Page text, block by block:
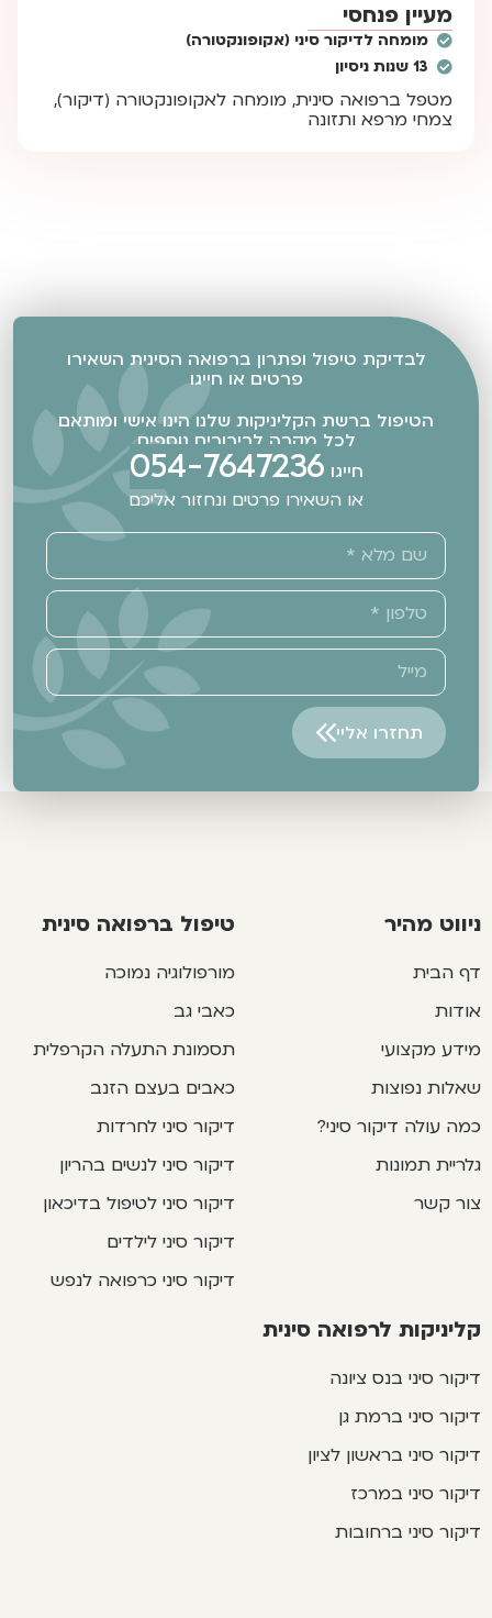
מעיין פנחסי
מומחה לדיקור סיני (אקופונקטורה)
13 שנות ניסיון
מטפל ברפואה סינית, מומחה לאקופונקטורה (דיקור),
צמחי מרפא ותזונה
לבדיקת טיפול ופתרון ברפואה הסינית השאירו
פרטים או חייגו
הטיפול ברשת הקליניקות שלנו הינו אישי ומותאם
לכל מקרה לבירורים נוספים
חייגו 054-7647236
או השאירו פרטים ונחזור אליכם
תחזרו אליי
ניווט מהיר
דף הבית
אודות
מידע מקצועי
שאלות נפוצות
כמה עולה דיקור סיני?
גלריית תמונות
צור קשר
טיפול ברפואה סינית
מורפולוגיה נמוכה
כאבי גב
תסמונת התעלה הקרפלית
כאבים בעצם הזנב
דיקור סיני לחרדות
דיקור סיני לנשים בהריון
דיקור סיני לטיפול בדיכאון
דיקור סיני לילדים
דיקור סיני כרפואה לנפש
קליניקות לרפואה סינית
דיקור סיני בנס ציונה
דיקור סיני ברמת גן
דיקור סיני בראשון לציון
דיקור סיני במרכז
דיקור סיני ברחובות